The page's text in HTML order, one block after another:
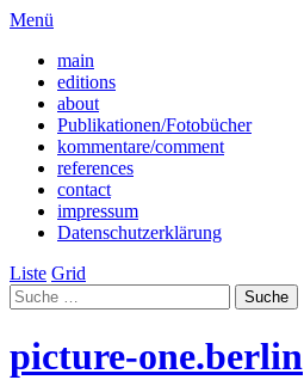
Menü
main
editions
about
Publikationen/Fotobücher
kommentare/comment
references
contact
impressum
Datenschutzerklärung
Liste Grid
picture-one.berlin